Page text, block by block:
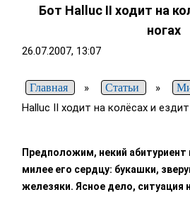
Бот Halluc II ходит на
ногах
26.07.2007, 13:07
Главная » Статьи »
Halluc II ходит на колёсах и
Предположим, некий
милее его сердцу: букашки,
железяки. Ясное дело, ситуация